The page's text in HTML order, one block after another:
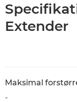
Extender
Maksimal
-